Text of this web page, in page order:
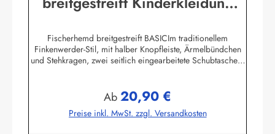
Fischerhemd breitgestreift BASICIm traditionellem
Finkenwerder-Stil, mit halber Knopfleiste, Ärmelbündchen
und Stehkragen, zwei seitlich eingearbeitete Schubtaschen,
Wittmundinfo@modas-bekleidung.de
Regulärer Preis:
Ab20,90 €
Preise inkl. MwSt. zzgl. Versandkosten